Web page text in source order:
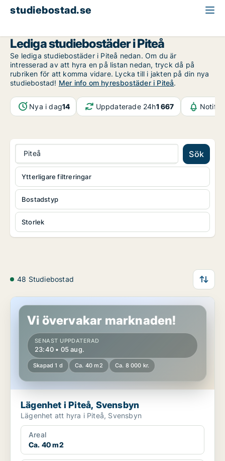
studiebostad.se
Lediga studiebostäder i Piteå
Se lediga studiebostäder i Piteå nedan. Om du är
intresserad av att hyra en på listan nedan, tryck då på
rubriken för att komma vidare. Lycka till i jakten på din nya
studiebostad! Mer info om hyresbostäder i Piteå.
Nya i dag14 Uppdaterade 24h1 667
Piteå Sök
Bostadstyp
Storlek
Ytterligare filtreringar
48 Studiebostad
Lägenhet i Piteå, Svensbyn
Vi övervakar marknaden!
SENAST UPPDATERAD
23:40 • 05 aug.
Skapad 1 d Ca. 40 m2 Ca. 8 000 kr.
Lägenhet i Piteå, Svensbyn
Lägenhet att hyra i Piteå, Svensbyn
Areal
Ca. 40 m2